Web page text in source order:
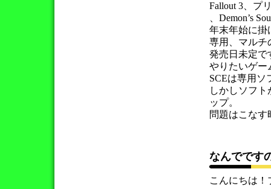
Fallout 3、プ
、Demon’s
年末年始に掛
専用、マルチ
発売日未定で
やりたいゲー
SCEは専用ソ
しかしソフ
ップ。
問題はこな
なんでです
こんにちは